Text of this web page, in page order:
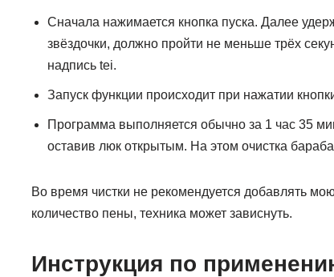
Сначала нажимается кнопка пуска. Далее
звёздочки, должно пройти не меньше трёх
надпись tei.
Запуск функции происходит при нажатии
Программа выполняется обычно за 1 час 35
оставив люк открытым. На этом очистка
Во время чистки не рекомендуется добавлять
количество пены, техника может зависнуть.
Инструкция по